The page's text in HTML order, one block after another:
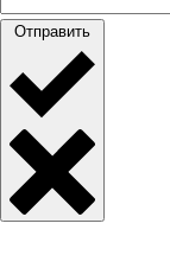
Отправить